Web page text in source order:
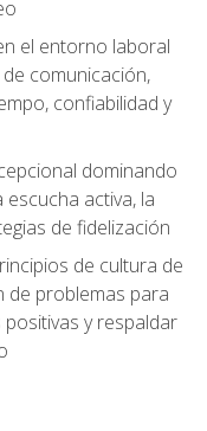
el entorno laboral
de comunicación,
confiabilidad y
dominando
activa, la
de fidelización
de cultura de
de problemas para
y respaldar